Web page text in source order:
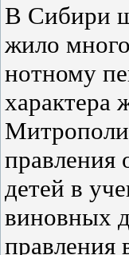
В Сибири
жило
нотному
характера
правления
детей в
виновных
правления